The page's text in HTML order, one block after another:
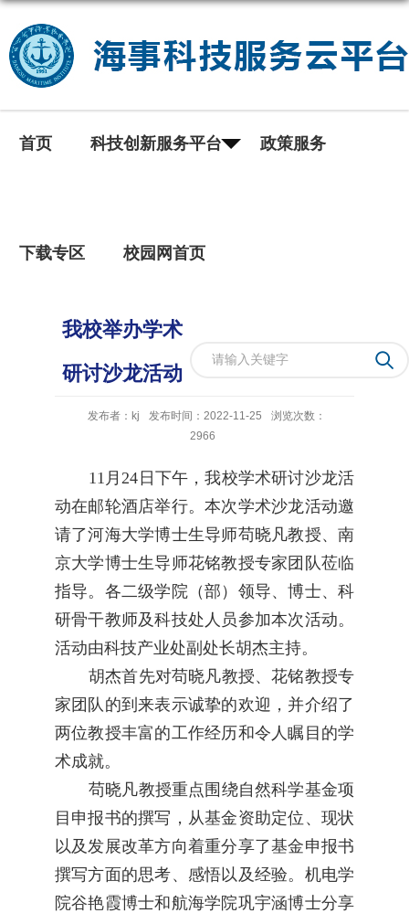
首页 科技创新服务平台 政策服务
下载专区 校园网首页
我校举办学术
研讨沙龙活动
发布者：kj 发布时间：2022-11-25
浏览次数：
2966
11月24日下午，我校学术研讨沙龙活
动在邮轮酒店举行。本次学术沙龙活动邀
请了河海大学博士生导师苟晓凡教授、南
京大学博士生导师花铭教授专家团队莅临
指导。各二级学院（部）领导、博士、科
研骨干教师及科技处人员参加本次活动。
活动由科技产业处副处长胡杰主持。
胡杰首先对苟晓凡教授、花铭教授专
家团队的到来表示诚挚的欢迎，并介绍了
两位教授丰富的工作经历和令人瞩目的学
术成就。
苟晓凡教授重点围绕自然科学基金项
目申报书的撰写，从基金资助定位、现状
以及发展改革方向着重分享了基金申报书
撰写方面的思考、感悟以及经验。 机电学
院谷艳霞博士和航海学院巩宇涵博士分享